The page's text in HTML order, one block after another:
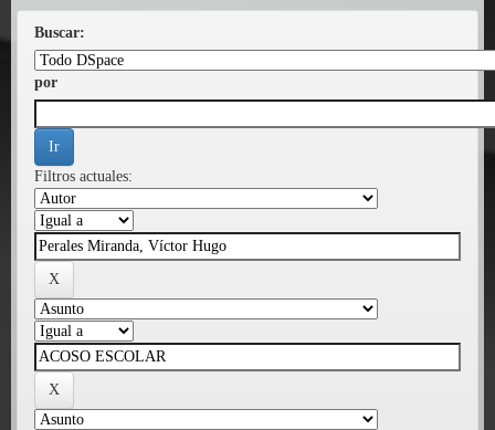
Buscar:
por
Filtros actuales: